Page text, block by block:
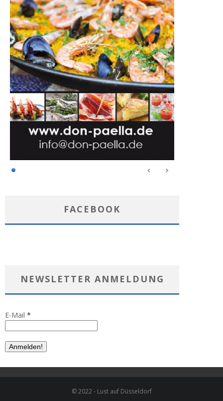
FACEBOOK
NEWSLETTER ANMELDUNG
E-Mail *
© 2022 - Lust auf Düsseldorf